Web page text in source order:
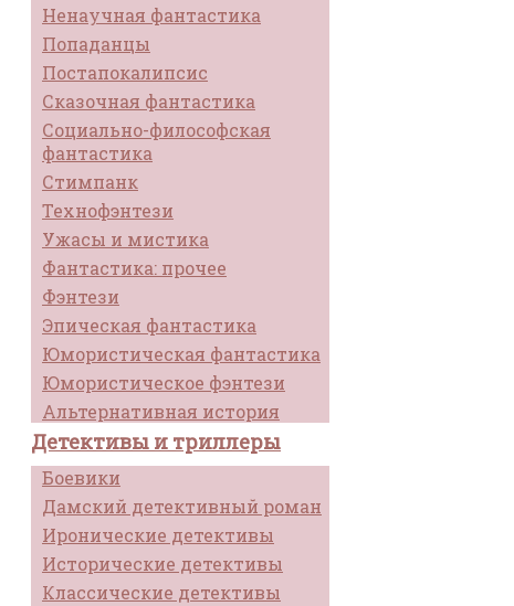
Ненаучная фантастика
Попаданцы
Постапокалипсис
Сказочная фантастика
Социально-философская
фантастика
Стимпанк
Технофэнтези
Ужасы и мистика
Фантастика: прочее
Фэнтези
Эпическая фантастика
Юмористическая фантастика
Юмористическое фэнтези
Альтернативная история
Детективы и триллеры
Боевики
Дамский детективный роман
Иронические детективы
Исторические детективы
Классические детективы